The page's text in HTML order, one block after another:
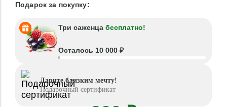
Подарок за покупку:
Три саженца бесплатно!
Осталось 10 000 ₽
Дарите близким мечту!
Подарочный сертификат